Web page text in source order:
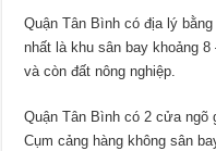
Quận Tân Bình có địa lý
nhất là khu sân bay khoảng
và còn đất nông nghiệp.
Quận Tân Bình có 2 cửa ngõ
Cụm cảng hàng không sân